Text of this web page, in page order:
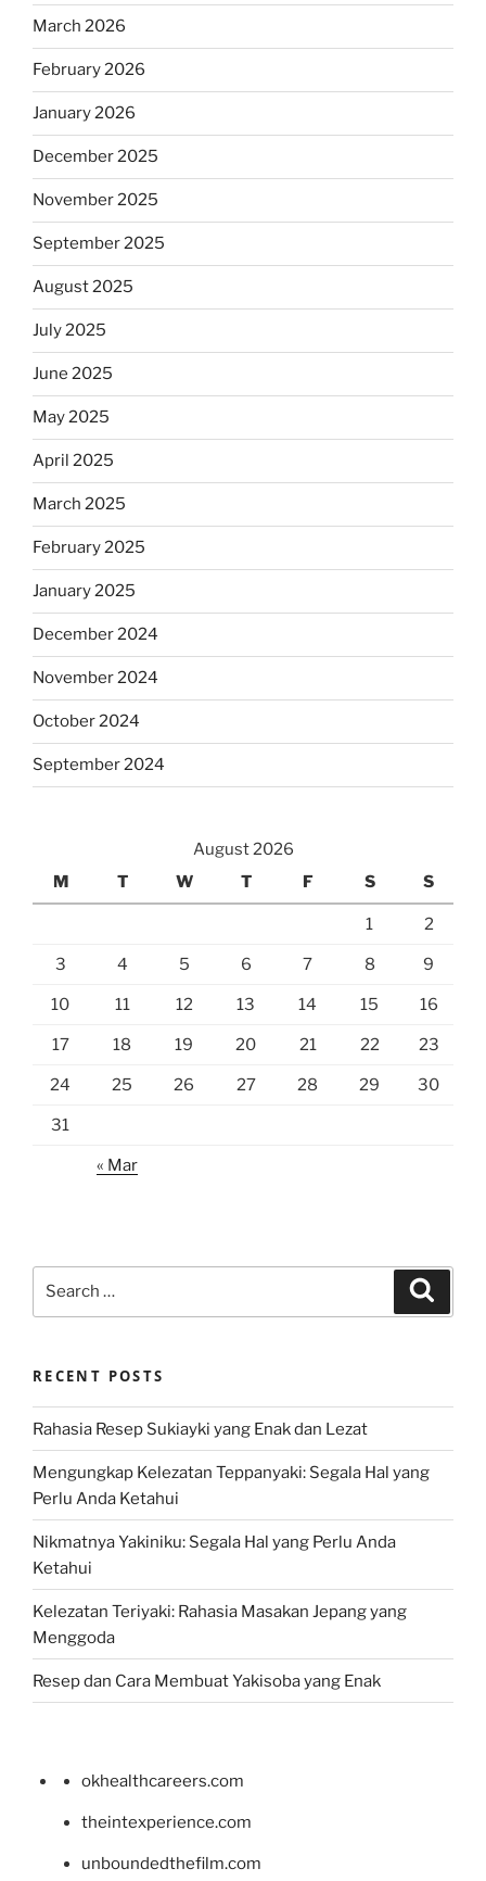
March 2026
February 2026
January 2026
December 2025
November 2025
September 2025
August 2025
July 2025
June 2025
May 2025
April 2025
March 2025
February 2025
January 2025
December 2024
November 2024
October 2024
September 2024
August 2026
M
T W T F S S
1 2
3 4 5 6 7 8 9
10 11 12 13 14 15 16
17 18 19 20 21 22 23
24 25 26 27 28 29 30
31
« Mar
RECENT POSTS
Rahasia Resep Sukiayki yang Enak dan Lezat
Mengungkap Kelezatan Teppanyaki: Segala Hal yang
Perlu Anda Ketahui
Nikmatnya Yakiniku: Segala Hal yang Perlu Anda
Ketahui
Kelezatan Teriyaki: Rahasia Masakan Jepang yang
Menggoda
Resep dan Cara Membuat Yakisoba yang Enak
okhealthcareers.com
theintexperience.com
unboundedthefilm.com